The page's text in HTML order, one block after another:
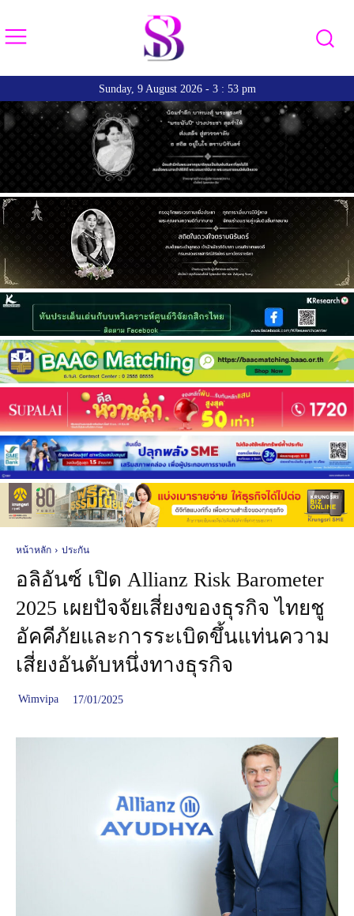
Sunday, 9 August 2026 - 3 : 53 pm
หน้าหลัก ประกัน
อลิอันซ์ เปิด Allianz Risk Barometer
2025 เผยปัจจัยเสี่ยงของธุรกิจ ไทยชู
อัคคีภัยและการระเบิดขึ้นแท่นความ
เสี่ยงอันดับหนึ่งทางธุรกิจ
Wimvipa 17/01/2025